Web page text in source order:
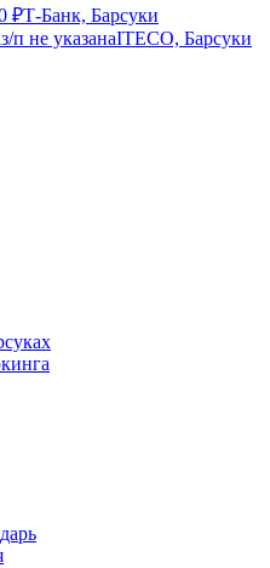
₽Т-Банк, Барсуки
з/п не указанаITECO, Барсуки